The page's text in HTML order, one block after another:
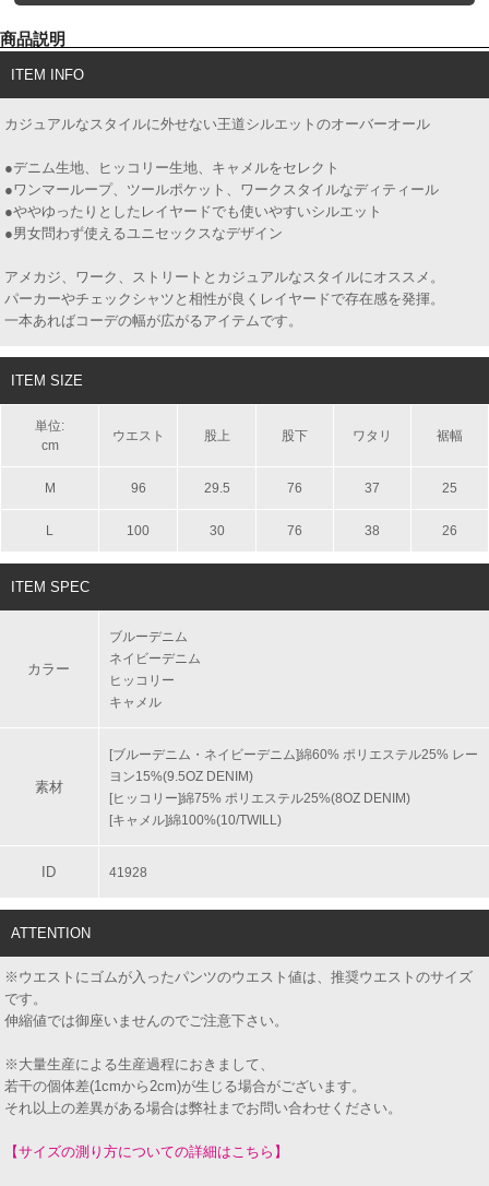
商品説明
ITEM INFO
カジュアルなスタイルに外せない王道シルエットのオーバーオール
●デニム生地、ヒッコリー生地、キャメルをセレクト
●ワンマーループ、ツールポケット、ワークスタイルなディティール
●ややゆったりとしたレイヤードでも使いやすいシルエット
●男女問わず使えるユニセックスなデザイン
アメカジ、ワーク、ストリートとカジュアルなスタイルにオススメ。
パーカーやチェックシャツと相性が良くレイヤードで存在感を発揮。
一本あればコーデの幅が広がるアイテムです。
ITEM SIZE
単位:
cm
ウエスト 股上 股下 ワタリ 裾幅
M 96 29.5 76 37 25
L 100 30 76 38 26
ITEM SPEC
カラー
ブルーデニム
ネイビーデニム
ヒッコリー
キャメル
素材
[ブルーデニム・ネイビーデニム]綿60% ポリエステル25% レー
ヨン15%(9.5OZ DENIM)
[ヒッコリー]綿75% ポリエステル25%(8OZ DENIM)
[キャメル]綿100%(10/TWILL)
ID 41928
ATTENTION
※ウエストにゴムが入ったパンツのウエスト値は、推奨ウエストのサイズ
です。
伸縮値では御座いませんのでご注意下さい。
※大量生産による生産過程におきまして、
若干の個体差(1cmから2cm)が生じる場合がございます。
それ以上の差異がある場合は弊社までお問い合わせください。
【サイズの測り方についての詳細はこちら】